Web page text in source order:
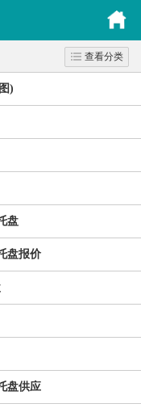
查看分类
)
盘
盘报价
盘供应